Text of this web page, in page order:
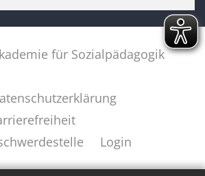
für Sozialpädagogik
Login